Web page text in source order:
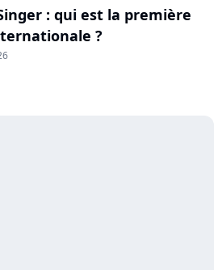
: qui est la première
?